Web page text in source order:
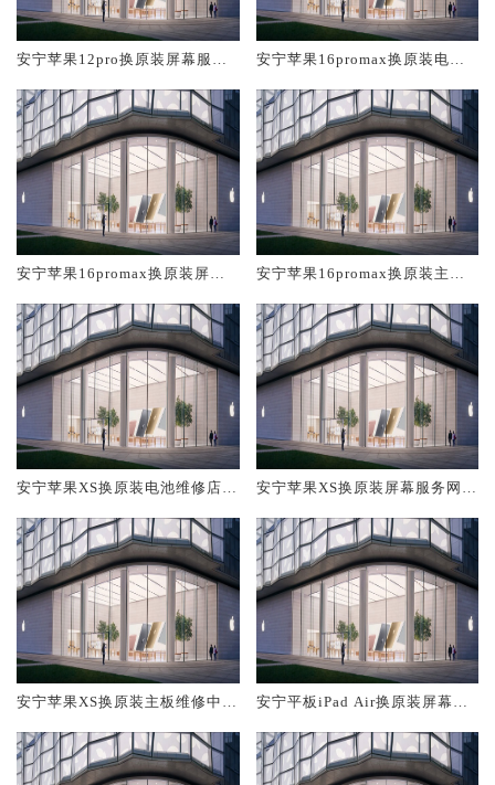
安宁苹果12pro换原装屏幕服务
安宁苹果16promax换原装电池
安宁苹果16promax换原装屏幕
安宁苹果16promax换原装主板
安宁苹果XS换原装电池维修店大
安宁苹果XS换原装屏幕服务网点
安宁苹果XS换原装主板维修中心
安宁平板iPad Air换原装屏幕服